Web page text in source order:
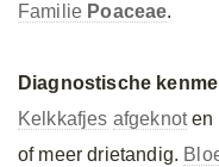
Familie Poaceae.
Diagnostische
Kelkkafjes afgeknoten
of meer drietandig.